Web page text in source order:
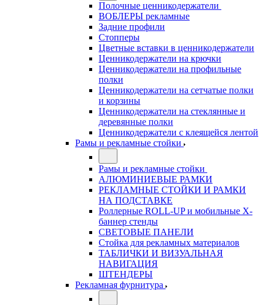
Полочные ценникодержатели
ВОБЛЕРЫ рекламные
Задние профили
Стопперы
Цветные вставки в ценникодержатели
Ценникодержатели на крючки
Ценникодержатели на профильные
полки
Ценникодержатели на сетчатые полки
и корзины
Ценникодержатели на стеклянные и
деревянные полки
Ценникодержатели с клеящейся лентой
Рамы и рекламные стойки
Рамы и рекламные стойки
АЛЮМИНИЕВЫЕ РАМКИ
РЕКЛАМНЫЕ СТОЙКИ И РАМКИ
НА ПОДСТАВКЕ
Роллерные ROLL-UP и мобильные X-
баннер стенды
СВЕТОВЫЕ ПАНЕЛИ
Стойка для рекламных материалов
ТАБЛИЧКИ И ВИЗУАЛЬНАЯ
НАВИГАЦИЯ
ШТЕНДЕРЫ
Рекламная фурнитура